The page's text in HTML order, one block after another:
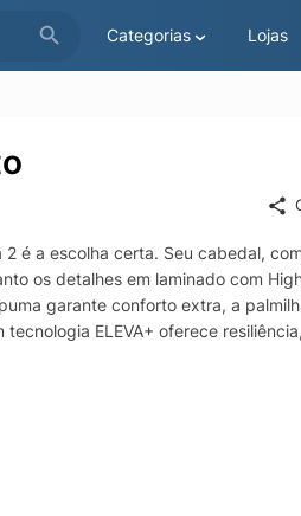
Categorias Lojas
é a escolha certa. Seu cabedal,
os detalhes em laminado com
garante conforto extra, a
ELEVA+ oferece